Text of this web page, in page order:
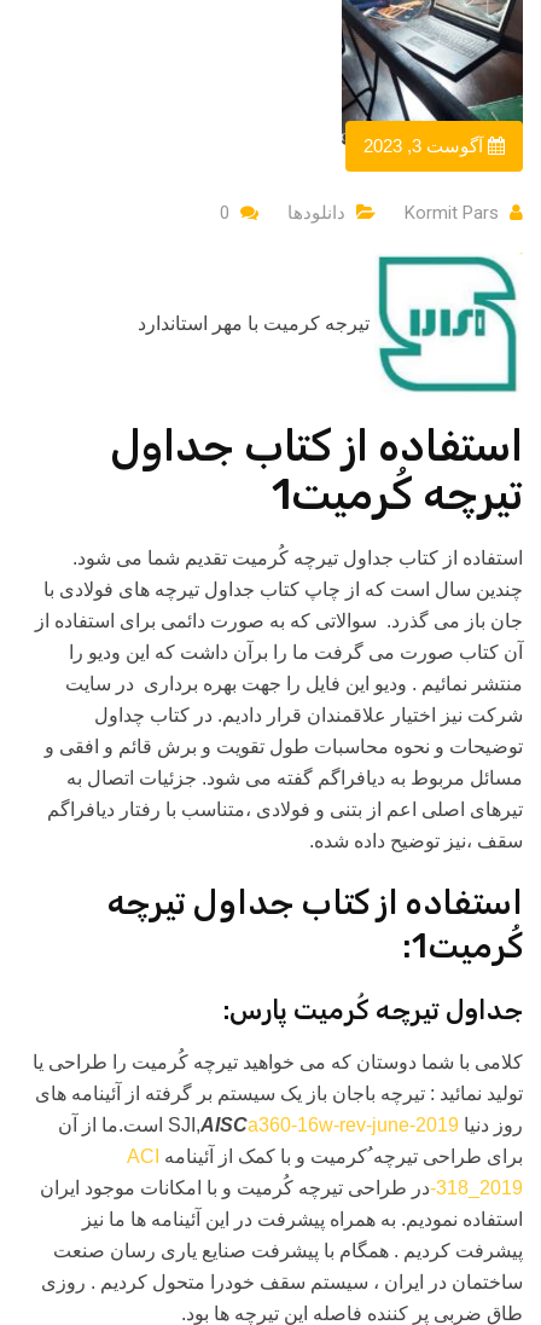
آگوست 3, 2023
Kormit Pars دانلودها 0
تیرجه کرمیت با مهر استاندارد
استفاده از کتاب جداول
تیرچه کُرمیت1
استفاده از کتاب جداول تیرچه کُرمیت تقدیم شما می شود.
چندین سال است که از چاپ کتاب جداول تیرچه های فولادی با
جان باز می گذرد. سوالاتی که به صورت دائمی برای استفاده از
آن کتاب صورت می گرفت ما را برآن داشت که این ودیو را
منتشر نمائیم . ودیو این فایل را جهت بهره برداری در سایت
شرکت نیز اختیار علاقمندان قرار دادیم. در کتاب چداول
توضیحات و نحوه محاسبات طول تقویت و برش قائم و افقی و
مسائل مربوط به دیافراگم گفته می شود. جزئیات اتصال به
تیرهای اصلی اعم از بتنی و فولادی ،متناسب با رفتار دیافراگم
سقف ،نیز توضیح داده شده.
استفاده از کتاب جداول تیرچه
کُرمیت1:
جداول تیرچه کُرمیت پارس:
کلامی با شما دوستان که می خواهيد تیرچه کُرمیت را طراحی يا
توليد نمائید : تيرچه باجان باز يک سيستم بر گرفته از آئينامه های
روز دنيا SJI,
AISCa360-16w-rev-june-2019
است.ما از آن
برای طراحی تيرچه ُکرميت و با کمک از آئينامه ACI
-318_2019در طراحی تیرچه کُرمیت و با امکانات موجود ايران
استفاده نمودیم. به همراه پيشرفت در اين آئينامه ها ما نيز
پيشرفت کرديم . همگام با پيشرفت صنايع ياری رسان صنعت
ساختمان در ايران ، سيستم سقف خودرا متحول کرديم . روزی
طاق ضربی پر کننده فاصله اين تيرچه ها بود.